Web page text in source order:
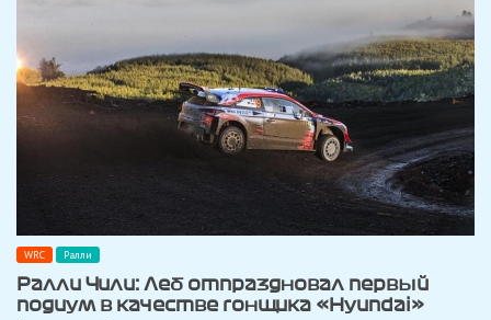
WRC Ралли
Ралли Чили: Леб отпраздновал первый
подиум в качестве гонщика «Hyundai»